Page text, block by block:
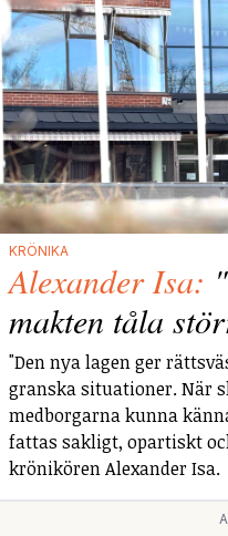
KRÖNIKA
Alexander Isa:
makten tåla
"Den nya lagen ger
granska situationer. När
medborgarna kunna
fattas sakligt, opartiskt
krönikören Alexander Isa.